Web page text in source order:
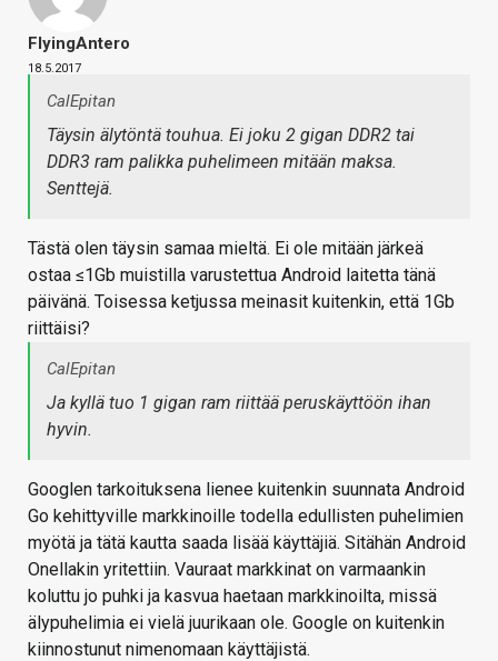
FlyingAntero
18.5.2017
CalEpitan
Täysin älytöntä touhua. Ei joku 2 gigan DDR2 tai
DDR3 ram palikka puhelimeen mitään maksa.
Senttejä.
Tästä olen täysin samaa mieltä. Ei ole mitään järkeä
ostaa ≤1Gb muistilla varustettua Android laitetta tänä
päivänä. Toisessa ketjussa meinasit kuitenkin, että 1Gb
riittäisi?
CalEpitan
Ja kyllä tuo 1 gigan ram riittää peruskäyttöön ihan
hyvin.
Googlen tarkoituksena lienee kuitenkin suunnata Android
Go kehittyville markkinoille todella edullisten puhelimien
myötä ja tätä kautta saada lisää käyttäjiä. Sitähän Android
Onellakin yritettiin. Vauraat markkinat on varmaankin
koluttu jo puhki ja kasvua haetaan markkinoilta, missä
älypuhelimia ei vielä juurikaan ole. Google on kuitenkin
kiinnostunut nimenomaan käyttäjistä.